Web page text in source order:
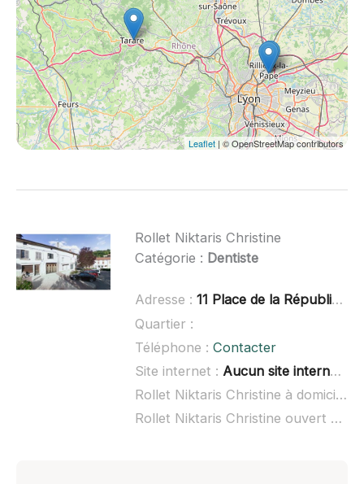
Leaflet | © OpenStreetMap contributors
Rollet Niktaris Christine
Catégorie : Dentiste
Adresse : 11 Place de la République, 69240 Thizy-les-Bourgs
Quartier :
Téléphone : Contacter
Site internet : Aucun site internet connu
Rollet Niktaris Christine à domicile :
Rollet Niktaris Christine ouvert dimanche :